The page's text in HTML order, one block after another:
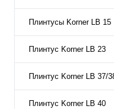
Плинтусы Korner LB 15
Плинтус Korner LB 23
Плинтус Korner LB 37/
Плинтус Korner LB 40